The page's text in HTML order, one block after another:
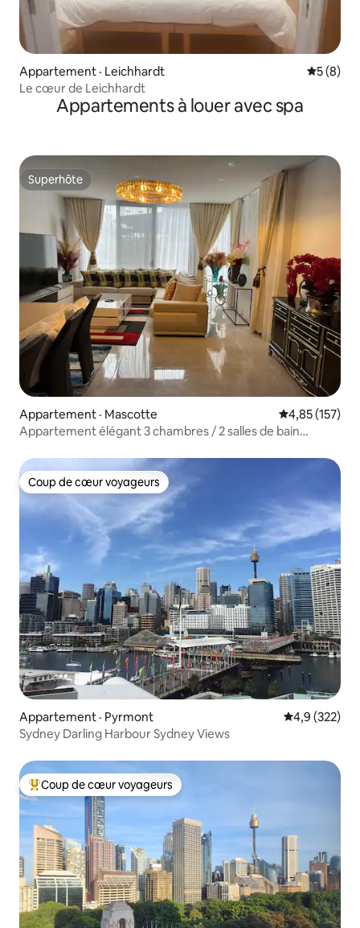
Appartement · Leichhardt Note
5 (8)
Le cœur de Leichhardt
Appartements à louer avec spa
Superhôte
Superhôte
Appartement · Mascotte Note
4,85 (157)
Appartement élégant 3 chambres / 2 salles de bain
Coup de cœur voyageurs
Coup de cœur voyageurs
Appartement · Pyrmont Note
4,9 (322)
Sydney Darling Harbour Sydney Views
Coup de cœur voyageurs parmi les plus aimés
Coup de cœur voyageurs